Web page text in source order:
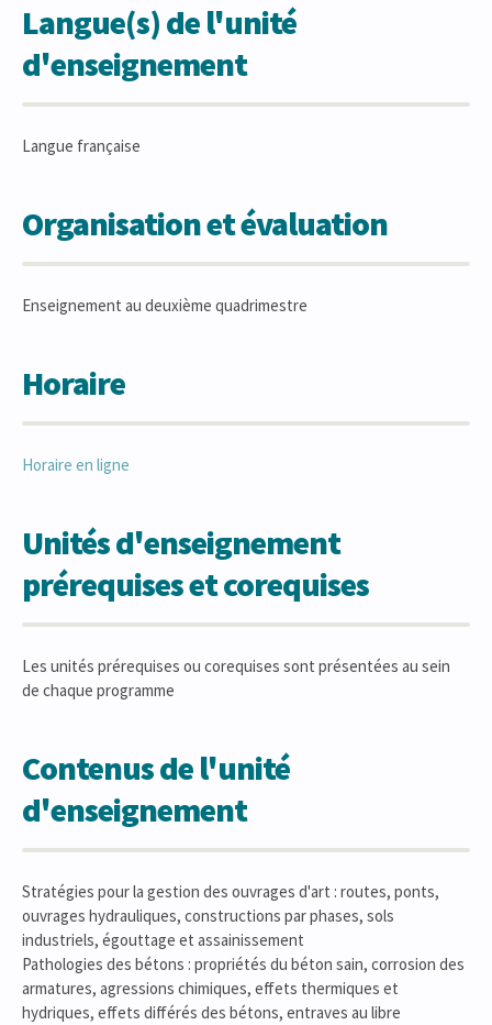
Langue(s) de l'unité
d'enseignement
Langue française
Organisation et évaluation
Enseignement au deuxième quadrimestre
Horaire
Horaire en ligne
Unités d'enseignement
prérequises et corequises
Les unités prérequises ou corequises sont présentées au sein
de chaque programme
Contenus de l'unité
d'enseignement
Stratégies pour la gestion des ouvrages d'art : routes, ponts,
ouvrages hydrauliques, constructions par phases, sols
industriels, égouttage et assainissement
Pathologies des bétons : propriétés du béton sain, corrosion des
armatures, agressions chimiques, effets thermiques et
hydriques, effets différés des bétons, entraves au libre